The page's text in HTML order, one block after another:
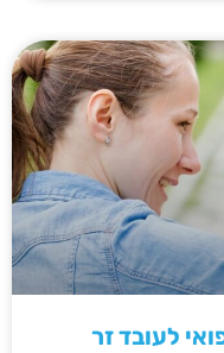
לעובד זר